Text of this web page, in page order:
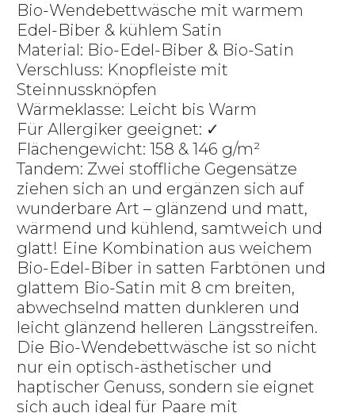
Bio-Wendebettwäsche mit warmem
Edel-Biber & kühlem Satin
Material: Bio-Edel-Biber & Bio-Satin
Verschluss: Knopfleiste mit
Steinnussknöpfen
Wärmeklasse: Leicht bis Warm
Für Allergiker geeignet: ✓
Flächengewicht: 158 & 146 g/m²
Tandem: Zwei stoffliche Gegensätze
ziehen sich an und ergänzen sich auf
wunderbare Art – glänzend und matt,
wärmend und kühlend, samtweich und
glatt! Eine Kombination aus weichem
Bio-Edel-Biber in satten Farbtönen und
glattem Bio-Satin mit 8 cm breiten,
abwechselnd matten dunkleren und
leicht glänzend helleren Längsstreifen.
Die Bio-Wendebettwäsche ist so nicht
nur ein optisch-ästhetischer und
haptischer Genuss, sondern sie eignet
sich auch ideal für Paare mit